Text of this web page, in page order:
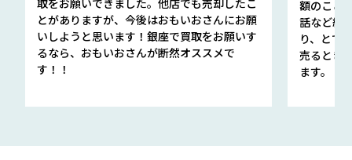
取をお願いできました。他店でも売却したこ
とがありますが、今後はおもいおさんにお願
いしようと思います！銀座で買取をお願いす
るなら、おもいおさんが断然オススメで
す！！
額のこと
話など細
り、とて
売るとき
ます。